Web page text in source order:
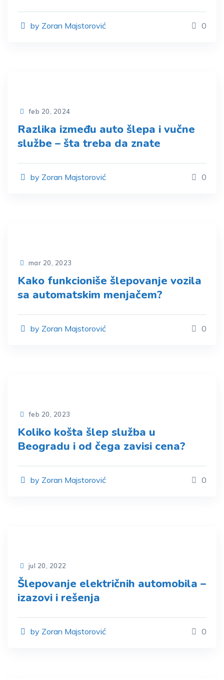
by Zoran Majstorović 0
feb 20, 2024
Razlika između auto šlepa i vučne
službe – šta treba da znate
by Zoran Majstorović 0
mar 20, 2023
Kako funkcioniše šlepovanje vozila
sa automatskim menjačem?
by Zoran Majstorović 0
feb 20, 2023
Koliko košta šlep služba u
Beogradu i od čega zavisi cena?
by Zoran Majstorović 0
jul 20, 2022
Šlepovanje električnih automobila –
izazovi i rešenja
by Zoran Majstorović 0